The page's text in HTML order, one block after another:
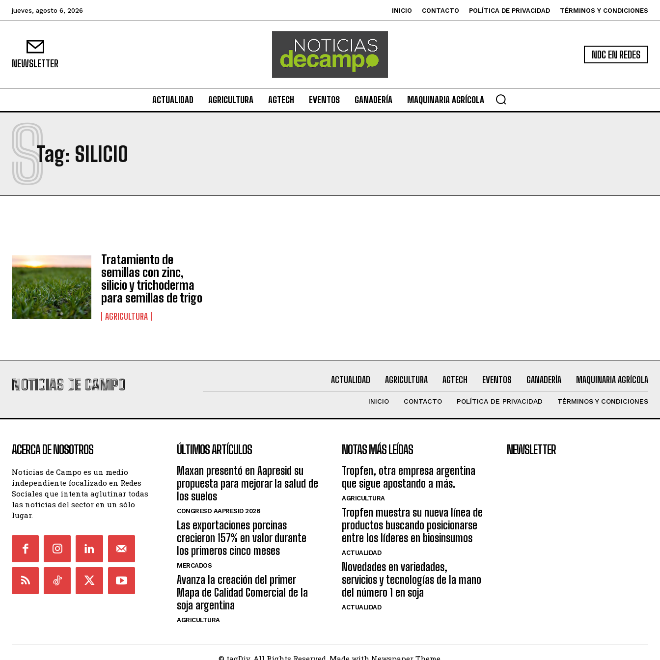
jueves, agosto 6, 2026 INICIO CONTACTO POLÍTICA DE PRIVACIDAD TÉRMINOS Y CONDICIONES
NEWSLETTER
NDC EN REDES
ACTUALIDAD AGRICULTURA AGTECH EVENTOS GANADERÍA MAQUINARIA AGRÍCOLA
Tag: SILICIO
S
Tratamiento de
semillas con zinc,
silicio y trichoderma
para semillas de trigo
AGRICULTURA
NOTICIAS DE CAMPO ACTUALIDAD AGRICULTURA AGTECH EVENTOS GANADERÍA MAQUINARIA AGRÍCOLA
INICIO CONTACTO POLÍTICA DE PRIVACIDAD TÉRMINOS Y CONDICIONES
ACERCA DE NOSOTROS
Noticias de Campo es un medio
independiente focalizado en Redes
Sociales que intenta aglutinar todas
las noticias del sector en un sólo
lugar.
ÚLTIMOS ARTÍCULOS
Maxan presentó en Aapresid su
propuesta para mejorar la salud de
los suelos
CONGRESO AAPRESID 2026
Las exportaciones porcinas
crecieron 157% en valor durante
los primeros cinco meses
MERCADOS
Avanza la creación del primer
Mapa de Calidad Comercial de la
soja argentina
AGRICULTURA
NOTAS MÁS LEÍDAS
Tropfen, otra empresa argentina
que sigue apostando a más.
AGRICULTURA
Tropfen muestra su nueva línea de
productos buscando posicionarse
entre los líderes en biosinsumos
ACTUALIDAD
Novedades en variedades,
servicios y tecnologías de la mano
del número 1 en soja
ACTUALIDAD
NEWSLETTER